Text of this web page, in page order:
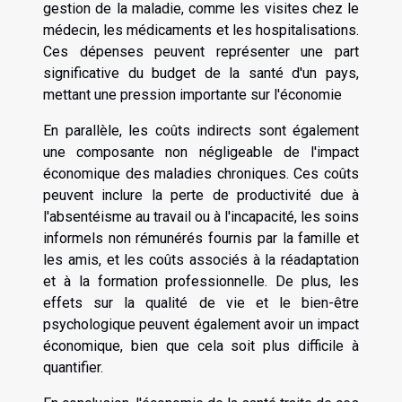
gestion de la maladie, comme les visites chez le
médecin, les médicaments et les hospitalisations.
Ces dépenses peuvent représenter une part
significative du budget de la santé d'un pays,
mettant une pression importante sur l'économie
En parallèle, les coûts indirects sont également
une composante non négligeable de l'impact
économique des maladies chroniques. Ces coûts
peuvent inclure la perte de productivité due à
l'absentéisme au travail ou à l'incapacité, les soins
informels non rémunérés fournis par la famille et
les amis, et les coûts associés à la réadaptation
et à la formation professionnelle. De plus, les
effets sur la qualité de vie et le bien-être
psychologique peuvent également avoir un impact
économique, bien que cela soit plus difficile à
quantifier.